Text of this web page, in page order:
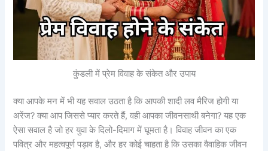
कुंडली में प्रेम विवाह के संकेत और उपाय
क्या आपके मन में भी यह सवाल उठता है कि आपकी शादी लव मैरिज होगी या
अरेंज? क्या आप जिससे प्यार करते हैं, वही आपका जीवनसाथी बनेगा? यह एक
ऐसा सवाल है जो हर युवा के दिलो-दिमाग में घूमता है। विवाह जीवन का एक
पवित्र और महत्वपूर्ण पड़ाव है, और हर कोई चाहता है कि उसका वैवाहिक जीवन